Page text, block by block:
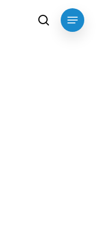
search
Menu